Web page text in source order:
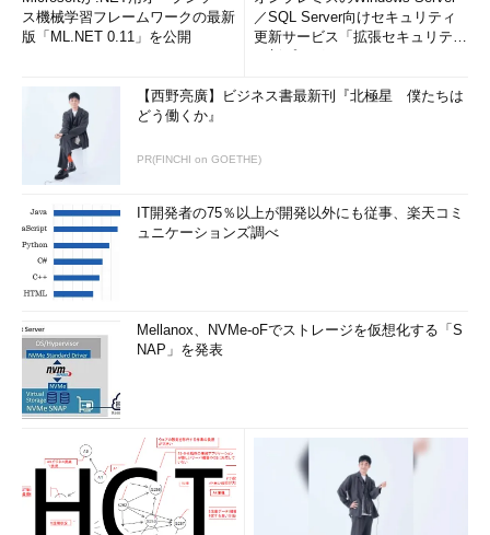
ス機械学習フレームワークの最新
版「ML.NET 0.11」を公開
／SQL Server向けセキュリティ
更新サービス「拡張セキュリティ
【西野亮廣】ビジネス書最新刊『北極星 僕たちは
どう働くか』
PR(FINCHI on GOETHE)
IT開発者の75％以上が開発以外にも従事、楽天コミ
ュニケーションズ調べ
Mellanox、NVMe-oFでストレージを仮想化する「S
NAP」を発表